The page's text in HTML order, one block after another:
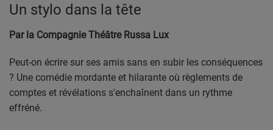
Un stylo dans la tête
Par la Compagnie Théâtre Russa Lux
Peut-on écrire sur ses amis sans en subir les conséquences
? Une comédie mordante et hilarante où règlements de
comptes et révélations s'enchaînent dans un rythme
effréné.